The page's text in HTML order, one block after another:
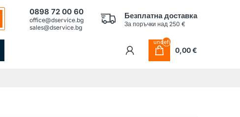
0898 72 00 60
office@dservice.bg
sales@dservice.bg
Безплатна доставка
За поръчки над 250 €
undefined
0,00 €